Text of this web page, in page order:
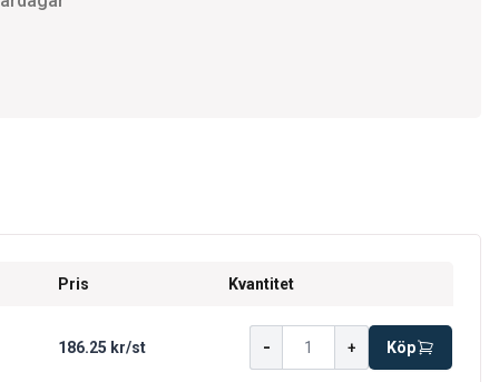
Pris Kvantitet
186.25 kr/st - + Köp